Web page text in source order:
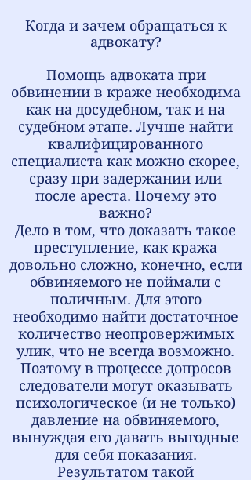
Когда и зачем обращаться к
адвокату?
Помощь адвоката при
обвинении в краже необходима
как на досудебном, так и на
судебном этапе. Лучше найти
квалифицированного
специалиста как можно скорее,
сразу при задержании или
после ареста. Почему это
важно?
Дело в том, что доказать такое
преступление, как кража
довольно сложно, конечно, если
обвиняемого не поймали с
поличным. Для этого
необходимо найти достаточное
количество неопровержимых
улик, что не всегда возможно.
Поэтому в процессе допросов
следователи могут оказывать
психологическое (и не только)
давление на обвиняемого,
вынуждая его давать выгодные
для себя показания.
Результатом такой